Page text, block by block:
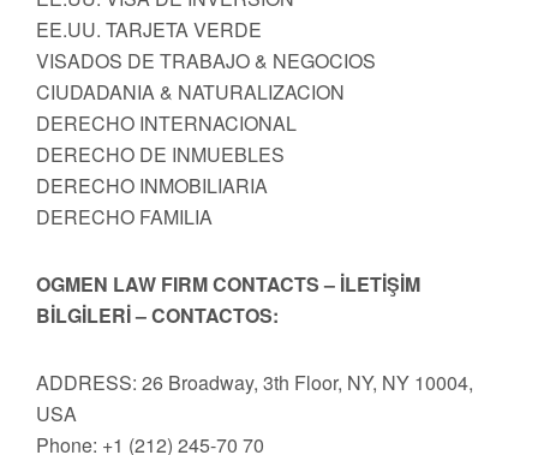
EE.UU. TARJETA VERDE
VISADOS DE TRABAJO & NEGOCIOS
CIUDADANIA & NATURALIZACION
DERECHO INTERNACIONAL
DERECHO DE INMUEBLES
DERECHO INMOBILIARIA
DERECHO FAMILIA
OGMEN LAW FIRM CONTACTS – İLETİŞİM
BİLGİLERİ – CONTACTOS:
ADDRESS: 26 Broadway, 3th Floor, NY, NY 10004,
USA
Phone: +1 (212) 245-70 70